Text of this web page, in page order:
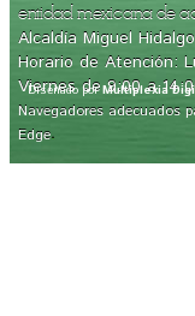
entidad mexicana de
Alcaldía Miguel
Horario de Atención:
Viernes de 9:00 a
Navegadores adecuados
Edge.
Diseñado porMultiplexia